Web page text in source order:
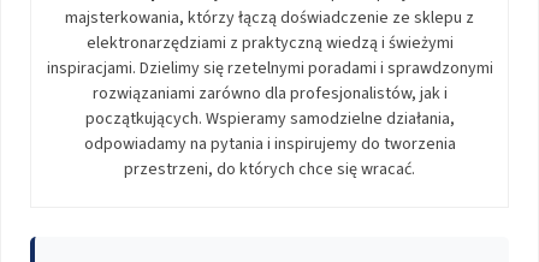
majsterkowania, którzy łączą doświadczenie ze sklepu z
elektronarzędziami z praktyczną wiedzą i świeżymi
inspiracjami. Dzielimy się rzetelnymi poradami i sprawdzonymi
rozwiązaniami zarówno dla profesjonalistów, jak i
początkujących. Wspieramy samodzielne działania,
odpowiadamy na pytania i inspirujemy do tworzenia
przestrzeni, do których chce się wracać.